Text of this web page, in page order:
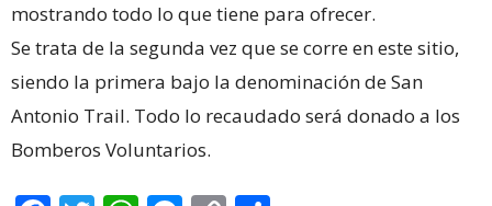
mostrando todo lo que tiene para ofrecer.
Se trata de la segunda vez que se corre en este sitio,
siendo la primera bajo la denominación de San
Antonio Trail. Todo lo recaudado será donado a los
Bomberos Voluntarios.